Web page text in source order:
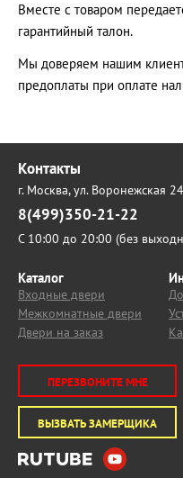
Вместе с товаром
гарантийный талон.
Мы доверяем нашим
предоплаты при оплате
Контакты
г. Москва,ул. Воронежская
8(499)350-21-22
С 10:00 до 20:00 (без
Каталог
Входные двери
Межкомнатные двери
Двери на заказ
ПЕРЕЗВОНИТЕ МНЕ
ВЫЗВАТЬ ЗАМЕРЩИКА